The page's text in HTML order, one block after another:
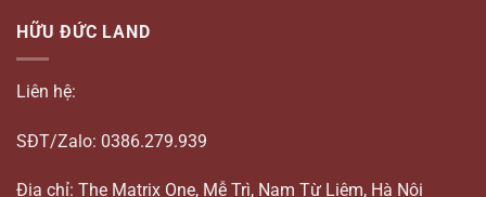
HỮU ĐỨC LAND
Liên hệ:
SĐT/Zalo: 0386.279.939
Địa chỉ: The Matrix One, Mễ Trì, Nam Từ Liêm, Hà Nội